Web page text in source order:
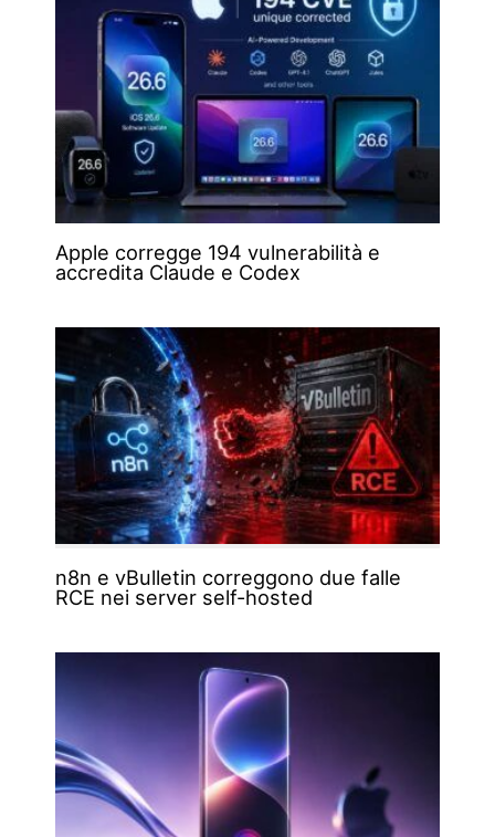
Apple corregge 194 vulnerabilità e
accredita Claude e Codex
n8n e vBulletin correggono due falle
RCE nei server self-hosted